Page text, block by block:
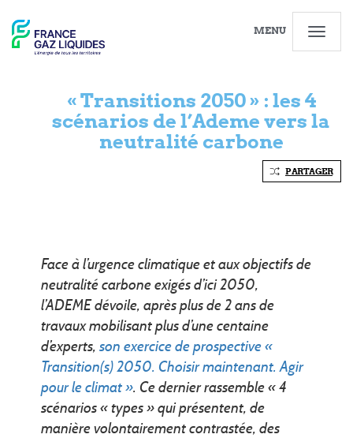
MENU
« Transitions 2050 » : les 4
scénarios de l’Ademe vers la
neutralité carbone
PARTAGER
Face à l’urgence climatique et aux objectifs de
neutralité carbone exigés d’ici 2050,
l’ADEME dévoile, après plus de 2 ans de
travaux mobilisant plus d’une centaine
d’experts,son exercice de prospective «
Transition(s) 2050. Choisir maintenant. Agir
pour le climat ». Ce dernier rassemble « 4
scénarios « types » qui présentent, de
manière volontairement contrastée, des